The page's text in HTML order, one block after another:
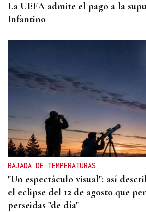
La UEFA admite el pago a la
Infantino
BAJADA DE TEMPERATURAS
"Un espectáculo visual": así
el eclipse del 12 de agosto que
perseidas "de día"